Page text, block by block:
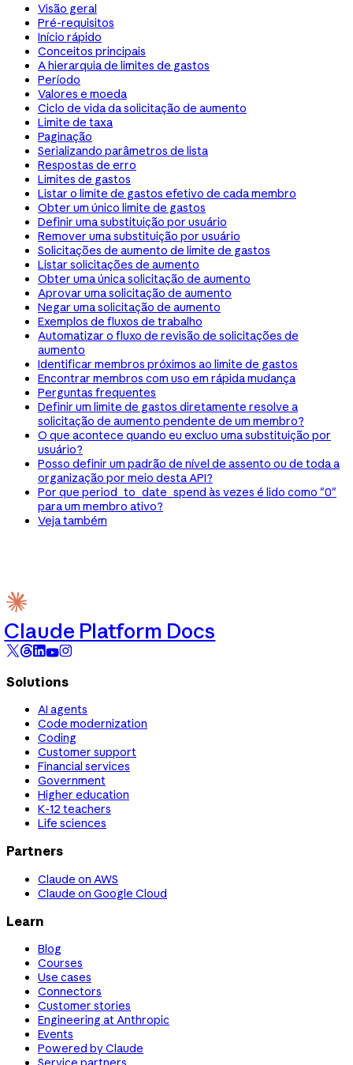
Visão geral
Pré-requisitos
Início rápido
Conceitos principais
A hierarquia de limites de gastos
Período
Valores e moeda
Ciclo de vida da solicitação de aumento
Limite de taxa
Paginação
Serializando parâmetros de lista
Respostas de erro
Limites de gastos
Listar o limite de gastos efetivo de cada membro
Obter um único limite de gastos
Definir uma substituição por usuário
Remover uma substituição por usuário
Solicitações de aumento de limite de gastos
Listar solicitações de aumento
Obter uma única solicitação de aumento
Aprovar uma solicitação de aumento
Negar uma solicitação de aumento
Exemplos de fluxos de trabalho
Automatizar o fluxo de revisão de solicitações de
aumento
Identificar membros próximos ao limite de gastos
Encontrar membros com uso em rápida mudança
Perguntas frequentes
Definir um limite de gastos diretamente resolve a
solicitação de aumento pendente de um membro?
O que acontece quando eu excluo uma substituição por
usuário?
Posso definir um padrão de nível de assento ou de toda a
organização por meio desta API?
Por que period_to_date_spend às vezes é lido como "0"
para um membro ativo?
Veja também
Claude Platform Docs
Solutions
AI agents
Code modernization
Coding
Customer support
Financial services
Government
Higher education
K-12 teachers
Life sciences
Partners
Claude on AWS
Claude on Google Cloud
Learn
Blog
Courses
Use cases
Connectors
Customer stories
Engineering at Anthropic
Events
Powered by Claude